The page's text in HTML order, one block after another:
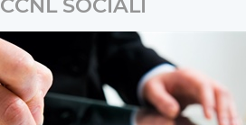
CCNL SOCIALI